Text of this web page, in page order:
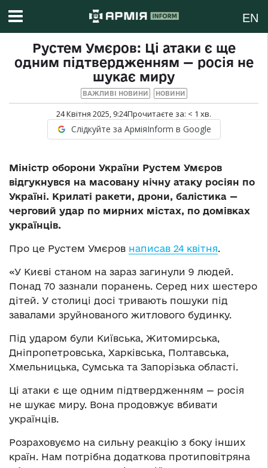
EN
Рустем Умєров: Ці атаки є ще
одним підтвердженням — росія не
шукає миру
ВАЖЛИВІ НОВИНИ НОВИНИ
24 Квітня 2025, 9:24Прочитаєте за: < 1 хв.
Слідкуйте за АрміяInform в Google
Міністр оборони України Рустем Умєров
відгукнувся на масовану нічну атаку росіян по
Україні. Крилаті ракети, дрони, балістика —
черговий удар по мирних містах, по домівках
українців.
Про це Рустем Умєров написав 24 квітня.
«У Києві станом на зараз загинули 9 людей.
Понад 70 зазнали поранень. Серед них шестеро
дітей. У столиці досі тривають пошуки під
завалами зруйнованого житлового будинку.
Під ударом були Київська, Житомирська,
Дніпропетровська, Харківська, Полтавська,
Хмельницька, Сумська та Запорізька області.
Ці атаки є ще одним підтвердженням — росія
не шукає миру. Вона продовжує вбивати
українців.
Розраховуємо на сильну реакцію з боку інших
країн. Нам потрібна додаткова протиповітряна